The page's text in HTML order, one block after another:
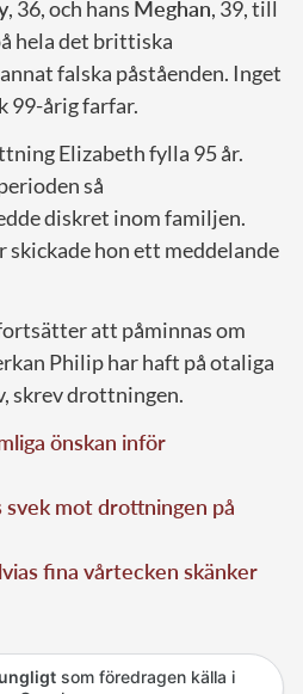
, 36, och hans Meghan, 39, till
hela det brittiska
falska påståenden. Inget
99-årig farfar.
Elizabeth fylla 95 år.
så
diskret inom familjen.
skickade hon ett meddelande
att påminnas om
Philip har haft på otaliga
skrev drottningen.
önskan inför
svek mot drottningen på
fina vårtecken skänker
som föredragen källa i